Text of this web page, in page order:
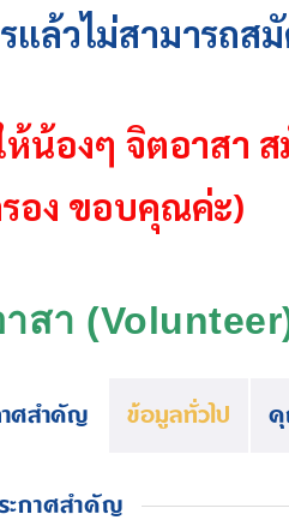
แล้วไม่สามารถส
ห้น้องๆ จิตอาสา
อง ขอบคุณค่ะ)
สา
ศสำคัญ ข้อมูลทั่วไป
ะกาศสำคัญ